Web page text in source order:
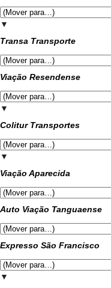
▼
Transa Transporte
Viação Resendense
▼
Colitur Transportes
▼
Viação Aparecida
Auto Viação Tanguaense
Expresso São Francisco
▼